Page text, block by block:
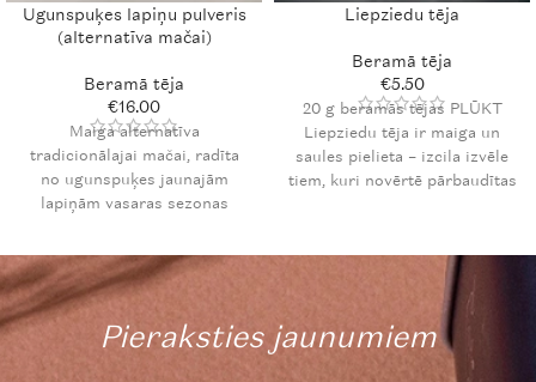
Ugunspuķes lapiņu pulveris
(alternatīva mačai)
Beramā tēja
€16.00
Maiga alternatīva
tradicionālajai mačai, radīta
no ugunspuķes jaunajām
lapiņām vasaras sezonas
ir gatavota no smalkām
ugunspuķu lapām un piedāvā
zīdainu tekstūru un bagātīgu,
piesātinātu, nedaudz skābenu
un savelkošu garšu. Piemērota
ikdienas enerģijas mirkļiem
Liepziedu tēja
Beramā tēja
€5.50
20 g beramās tējas PLŪKT
Liepziedu tēja ir maiga un
saules pielieta – izcila izvēle
tiem, kuri novērtē pārbaudītas
Pieraksties jaunumiem